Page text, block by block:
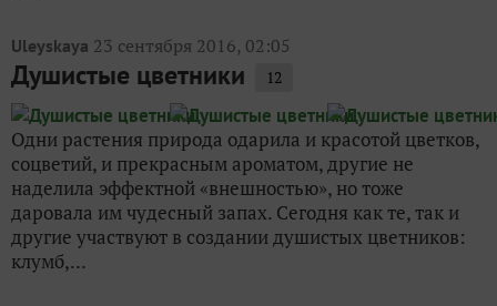
Uleyskaya 23 сентября 2016, 02:05
Душистые цветники 12
Одни растения природа одарила и красотой цветков,
соцветий, и прекрасным ароматом, другие не
наделила эффектной «внешностью», но тоже
даровала им чудесный запах. Сегодня как те, так и
другие участвуют в создании душистых цветников:
клумб,...